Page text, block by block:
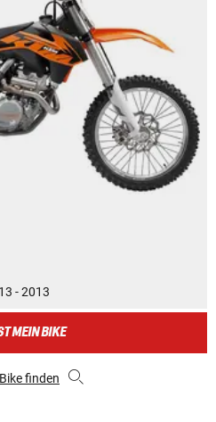
- 2013
MEIN BIKE
finden